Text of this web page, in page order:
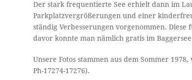
Der stark frequentierte See erhielt dann im
Parkplatzvergrößerungen und einer
ständig Verbesserungen vorgenommen.
davor konnte man nämlich gratis im
Unsere Fotos stammen aus dem Sommer
Ph-17274-17276).